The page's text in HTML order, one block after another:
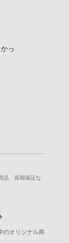
っ
品、長期保証な
のオリジナル商